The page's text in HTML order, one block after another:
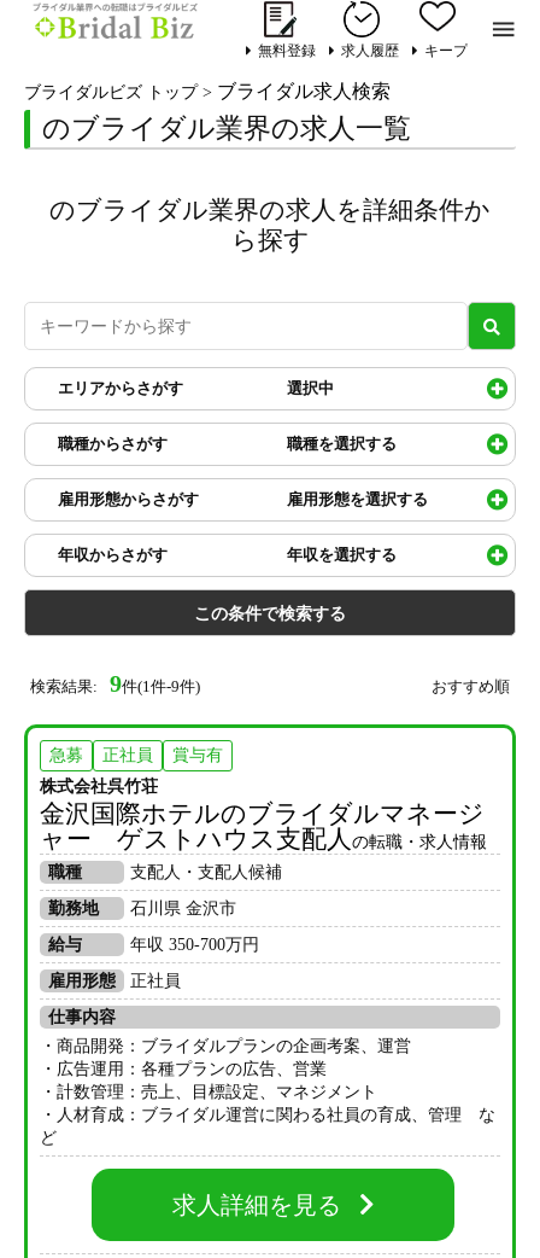

無料登録 求人履歴 キープ
ブライダルビズ トップ> ブライダル求人検索
のブライダル業界の求人一覧
のブライダル業界の求人を詳細条件か
ら探す
エリアからさがす 選択中
職種からさがす 職種を選択する
雇用形態からさがす 雇用形態を選択する
年収からさがす 年収を選択する
検索結果: 9件(1件-9件) おすすめ順
急募 正社員
賞与有
株式会社呉竹荘
金沢国際ホテルのブライダルマネージ
ャー ゲストハウス支配人 の転職・求人情報
職種
支配人・支配人候補
勤務地
石川県 金沢市
給与
年収 350-700万円
雇用形態
正社員
仕事内容
・商品開発：ブライダルプランの企画考案、運営
・広告運用：各種プランの広告、営業
・計数管理：売上、目標設定、マネジメント
・人材育成：ブライダル運営に関わる社員の育成、管理 な
ど
求人詳細を見る